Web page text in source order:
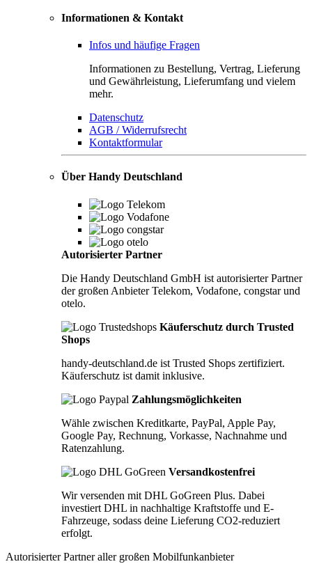
Informationen & Kontakt
Infos und häufige Fragen
Informationen zu Bestellung, Vertrag, Lieferung
und Gewährleistung, Lieferumfang und vielem
mehr.
Datenschutz
AGB / Widerrufsrecht
Kontaktformular
Über Handy Deutschland
Autorisierter Partner
Die Handy Deutschland GmbH ist autorisierter Partner
der großen Anbieter Telekom, Vodafone, congstar und
otelo.
Käuferschutz durch Trusted
Shops
handy-deutschland.de ist Trusted Shops zertifiziert.
Käuferschutz ist damit inklusive.
Zahlungsmöglichkeiten
Wähle zwischen Kreditkarte, PayPal, Apple Pay,
Google Pay, Rechnung, Vorkasse, Nachnahme und
Ratenzahlung.
Versandkostenfrei
Wir versenden mit DHL GoGreen Plus. Dabei
investiert DHL in nachhaltige Kraftstoffe und E-
Fahrzeuge, sodass deine Lieferung CO2-reduziert
erfolgt.
Autorisierter Partner aller großen Mobilfunkanbieter